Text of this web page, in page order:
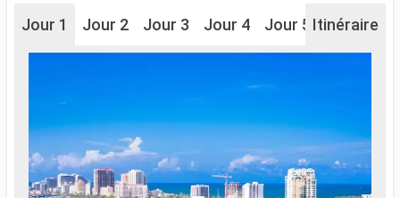
Jour 1 Jour 2 Jour 3 Jour 4 Jour 5 Itinéraire